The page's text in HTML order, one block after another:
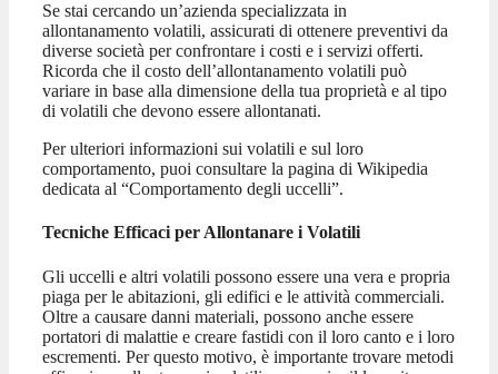
Se stai cercando un’azienda specializzata in
allontanamento volatili, assicurati di ottenere preventivi da
diverse società per confrontare i costi e i servizi offerti.
Ricorda che il costo dell’allontanamento volatili può
variare in base alla dimensione della tua proprietà e al tipo
di volatili che devono essere allontanati.
Per ulteriori informazioni sui volatili e sul loro
comportamento, puoi consultare la pagina di Wikipedia
dedicata al “Comportamento degli uccelli”.
Tecniche Efficaci per Allontanare i Volatili
Gli uccelli e altri volatili possono essere una vera e propria
piaga per le abitazioni, gli edifici e le attività commerciali.
Oltre a causare danni materiali, possono anche essere
portatori di malattie e creare fastidi con il loro canto e i loro
escrementi. Per questo motivo, è importante trovare metodi